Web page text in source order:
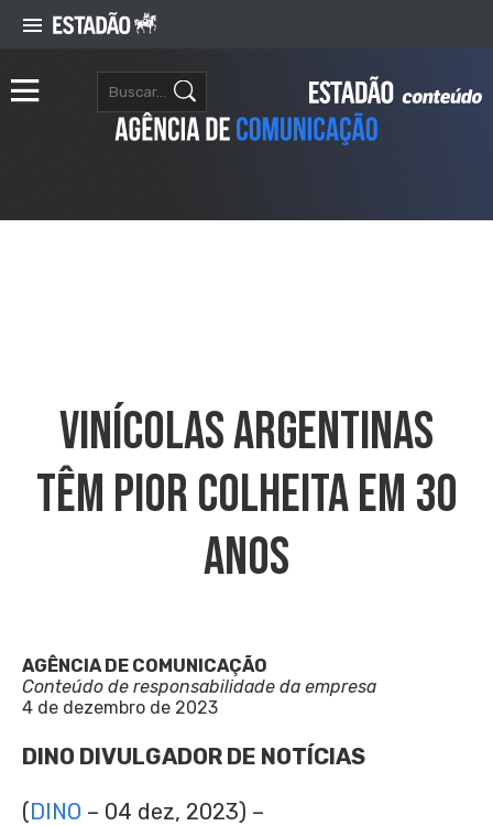
Vinícolas Argentinas
Têm Pior Colheita Em 30
Anos
AGÊNCIA DE COMUNICAÇÃO
Conteúdo de responsabilidade da empresa
4 de dezembro de 2023
DINO DIVULGADOR DE NOTÍCIAS
(DINO – 04 dez, 2023) –